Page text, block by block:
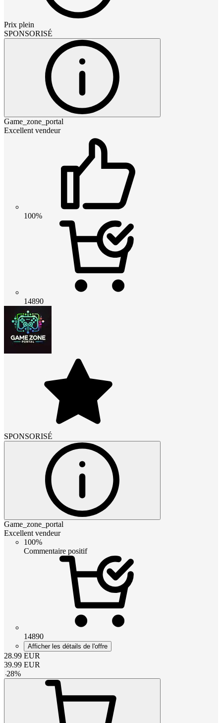
Prix plein
SPONSORISÉ
Game_zone_portal
Excellent vendeur
100%
14890
SPONSORISÉ
Game_zone_portal
Excellent vendeur
100%
Commentaire positif
14890
Afficher les détails de l'offre
28.99 EUR
39.99 EUR
-28%